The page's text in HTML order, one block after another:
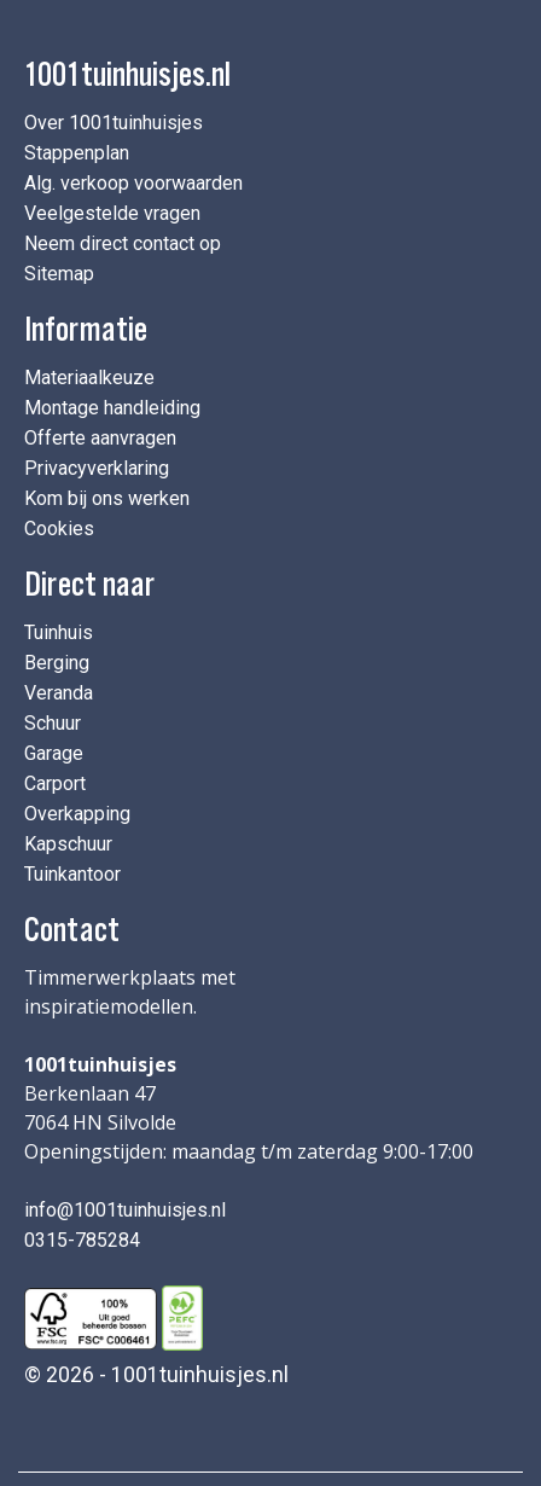
1001tuinhuisjes.nl
Over 1001tuinhuisjes
Stappenplan
Alg. verkoop voorwaarden
Veelgestelde vragen
Neem direct contact op
Sitemap
Informatie
Materiaalkeuze
Montage handleiding
Offerte aanvragen
Privacyverklaring
Kom bij ons werken
Cookies
Direct naar
Tuinhuis
Berging
Veranda
Schuur
Garage
Carport
Overkapping
Kapschuur
Tuinkantoor
Contact
Timmerwerkplaats met
inspiratiemodellen.
1001tuinhuisjes
Berkenlaan 47
7064 HN Silvolde
Openingstijden: maandag t/m zaterdag 9:00-17:00
info@1001tuinhuisjes.nl
0315-785284
© 2026 - 1001tuinhuisjes.nl